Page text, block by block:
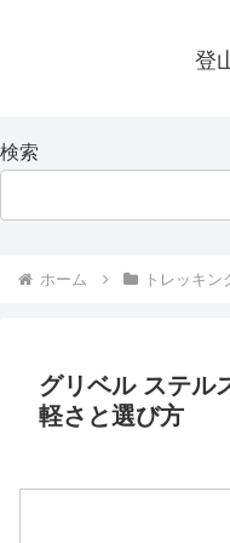
登
検索
ホーム トレッキン
グリベル ステル
軽さと選び方